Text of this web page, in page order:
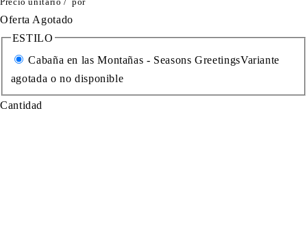
Oferta Agotado
ESTILO
Cabaña en las Montañas - Seasons GreetingsVariante
agotada o no disponible
Cantidad